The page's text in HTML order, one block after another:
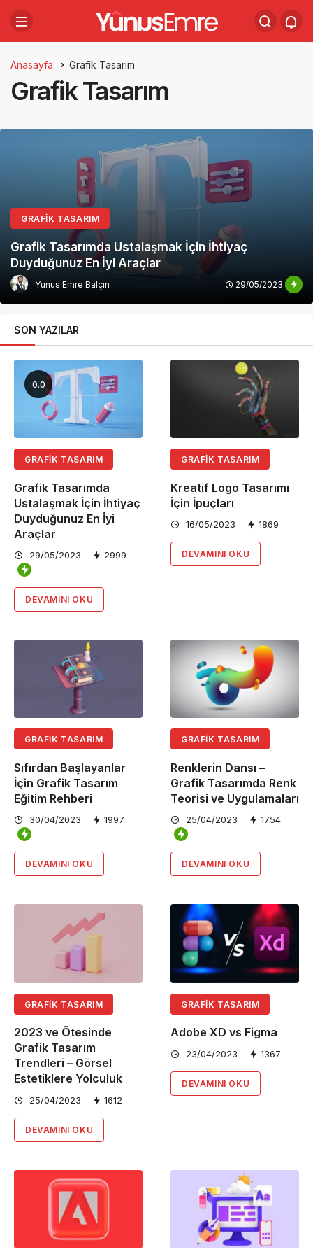
Anasayfa Grafik Tasarım
Grafik Tasarım
GRAFIK TASARIM
Grafik Tasarımda Ustalaşmak İçin İhtiyaç
Duyduğunuz En İyi Araçlar
Yunus Emre Balçın 29/05/2023
SON YAZILAR
0.0
GRAFIK TASARIM
Grafik Tasarımda
Ustalaşmak İçin İhtiyaç
Duyduğunuz En İyi
Araçlar
29/05/2023 2999
DEVAMINI OKU
GRAFIK TASARIM
Kreatif Logo Tasarımı
İçin İpuçları
16/05/2023 1869
DEVAMINI OKU
GRAFIK TASARIM
Sıfırdan Başlayanlar
İçin Grafik Tasarım
Eğitim Rehberi
30/04/2023 1997
DEVAMINI OKU
GRAFIK TASARIM
Renklerin Dansı –
Grafik Tasarımda Renk
Teorisi ve Uygulamaları
25/04/2023 1754
DEVAMINI OKU
GRAFIK TASARIM
2023 ve Ötesinde
Grafik Tasarım
Trendleri – Görsel
Estetiklere Yolculuk
25/04/2023 1612
DEVAMINI OKU
GRAFIK TASARIM
Adobe XD vs Figma
23/04/2023 1367
DEVAMINI OKU